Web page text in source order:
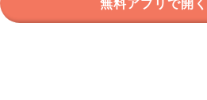
無料アプリで開く